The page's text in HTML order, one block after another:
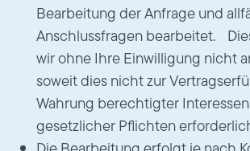
Bearbeitung der Anfrage und
Anschlussfragen bearbeitet.
wir ohne Ihre Einwilligung nicht
soweit dies nicht zur
Wahrung berechtigter
gesetzlicher Pflichten